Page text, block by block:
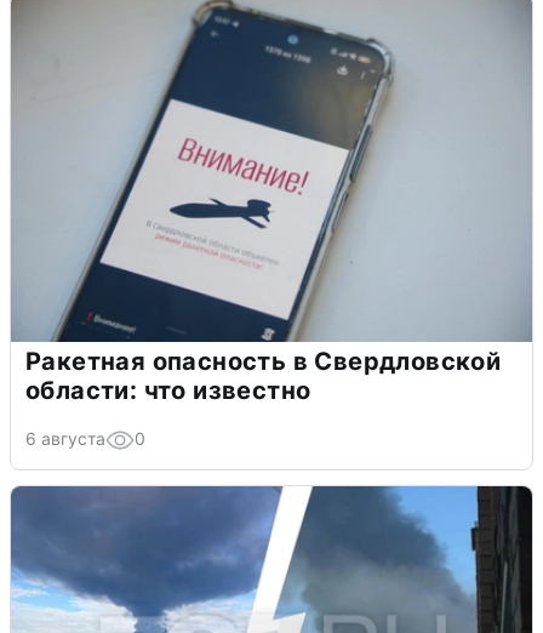
Ракетная опасность в Свердловской
области: что известно
6 августа 0